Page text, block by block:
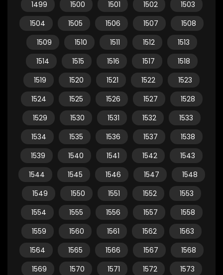
1499
1500 1501 1502
1503
1504
1505 1506 1507
1508
1509
1510 1511 1512
1513
1514
1515 1516 1517
1518
1519
1520 1521 1522
1523
1524
1525 1526 1527
1528
1529
1530 1531 1532
1533
1534
1535 1536 1537
1538
1539
1540 1541 1542
1543
1544
1545 1546 1547
1548
1549
1550 1551 1552
1553
1554
1555 1556 1557
1558
1559
1560 1561 1562
1563
1564
1565 1566 1567
1568
1569
1570 1571 1572
1573